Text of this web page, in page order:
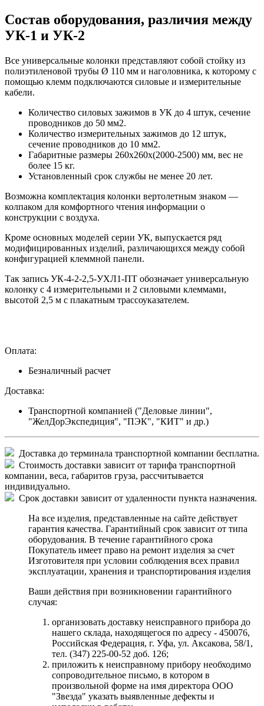
Состав оборудования, различия между
УК-1 и УК-2
Все универсальные колонки представляют собой стойку из
полиэтиленовой трубы Ø 110 мм и наголовника, к которому с
помощью клемм подключаются силовые и измерительные
кабели.
Количество силовых зажимов в УК до 4 штук, сечение
проводников до 50 мм2.
Количество измерительных зажимов до 12 штук,
сечение проводников до 10 мм2.
Габаритные размеры 260х260х(2000-2500) мм, вес не
более 15 кг.
Установленный срок службы не менее 20 лет.
Возможна комплектация колонки вертолетным знаком —
колпаком для комфортного чтения информации о
конструкции с воздуха.
Кроме основных моделей серии УК, выпускается ряд
модифицированных изделий, различающихся между собой
конфигурацией клеммной панели.
Так запись УК-4-2-2,5-УХЛ1-ПТ обозначает универсальную
колонку с 4 измерительными и 2 силовыми клеммами,
высотой 2,5 м с плакатным трассоуказателем.
Оплата:
Безналичный расчет
Доставка:
Транспортной компанией ("Деловые линии",
"ЖелДорЭкспедиция", "ПЭК", "КИТ" и др.)
Доставка до терминала транспортной компании бесплатна.
Стоимость доставки зависит от тарифа транспортной
компании, веса, габаритов груза, рассчитывается
индивидуально.
Срок доставки зависит от удаленности пункта назначения.
На все изделия, представленные на сайте действует
гарантия качества. Гарантийный срок зависит от типа
оборудования. В течение гарантийного срока
Покупатель имеет право на ремонт изделия за счет
Изготовителя при условии соблюдения всех правил
эксплуатации, хранения и транспортирования изделия
Ваши действия при возникновении гарантийного
случая:
организовать доставку неисправного прибора до
нашего склада, находящегося по адресу - 450076,
Российская Федерация, г. Уфа, ул. Аксакова, 58/1,
тел. (347) 225-00-52 доб. 126;
приложить к неисправному прибору необходимо
сопроводительное письмо, в котором в
произвольной форме на имя директора ООО
"Звезда" указать выявленные дефекты и